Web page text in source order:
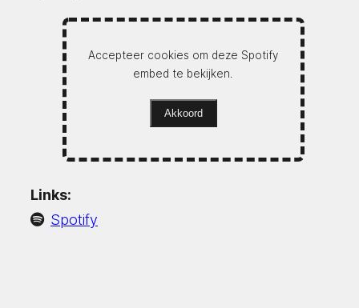
Accepteer cookies om deze Spotify
embed te bekijken.
Akkoord
Links:
Spotify